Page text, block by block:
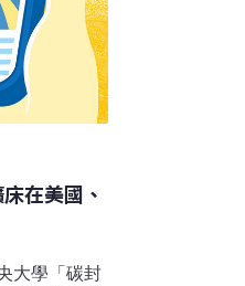
在美國、
大學「碳封